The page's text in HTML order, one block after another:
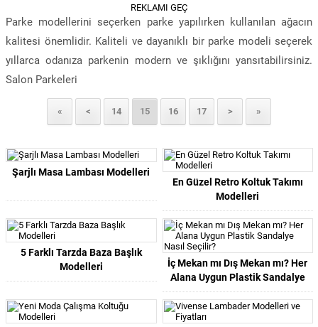
REKLAMI GEÇ
Parke modellerini seçerken parke yapılırken kullanılan ağacın
kalitesi önemlidir. Kaliteli ve dayanıklı bir parke modeli seçerek
yıllarca odanıza parkenin modern ve şıklığını yansıtabilirsiniz.
Salon Parkeleri
« < 14 15 16 17 > »
Şarjlı Masa Lambası Modelleri
En Güzel Retro Koltuk Takımı
Modelleri
5 Farklı Tarzda Baza Başlık
Modelleri
İç Mekan mı Dış Mekan mı? Her
Alana Uygun Plastik Sandalye
Nasıl Seçilir?